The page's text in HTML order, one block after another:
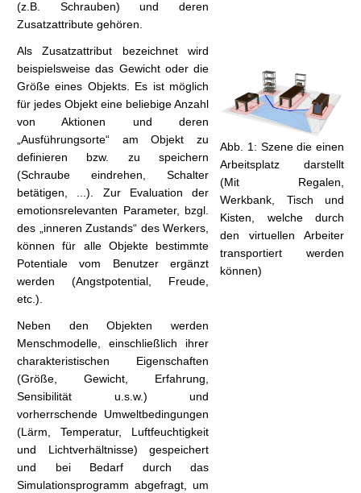
(z.B. Schrauben) und deren
Zusatzattribute gehören.
Als Zusatzattribut bezeichnet wird
beispielsweise das Gewicht oder die
Größe eines Objekts. Es ist möglich
für jedes Objekt eine beliebige Anzahl
von Aktionen und deren
„Ausführungsorte“ am Objekt zu
definieren bzw. zu speichern
(Schraube eindrehen, Schalter
betätigen, ...). Zur Evaluation der
emotionsrelevanten Parameter, bzgl.
des „inneren Zustands“ des Werkers,
können für alle Objekte bestimmte
Potentiale vom Benutzer ergänzt
werden (Angstpotential, Freude,
etc.).
Neben den Objekten werden
Menschmodelle, einschließlich ihrer
charakteristischen Eigenschaften
(Größe, Gewicht, Erfahrung,
Sensibilität u.s.w.) und
vorherrschende Umweltbedingungen
(Lärm, Temperatur, Luftfeuchtigkeit
und Lichtverhältnisse) gespeichert
und bei Bedarf durch das
Simulationsprogramm abgefragt, um
Abb. 1: Szene die einen
Arbeitsplatz darstellt
(Mit Regalen,
Werkbank, Tisch und
Kisten, welche durch
den virtuellen Arbeiter
transportiert werden
können)